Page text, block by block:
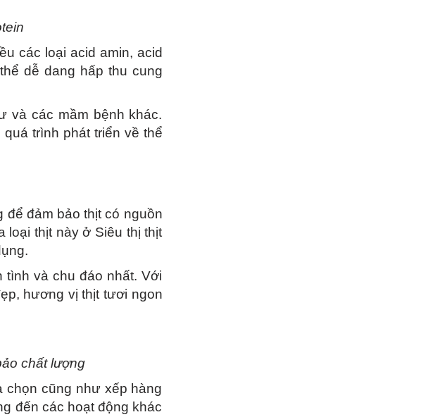
các loại acid amin, acid
dễ dang hấp thu cung
và các mầm bệnh khác.
trình phát triển về thể
để đảm bảo thịt có nguồn
loại thịt này ở Siêu thị thịt
và chu đáo nhất. Với
hương vị thịt tươi ngon
chất lượng
chọn cũng như xếp hàng
đến các hoạt động khác